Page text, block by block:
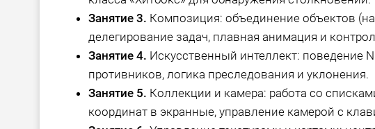
Занятие 3. Композиция: объединение объектов
делегирование задач, плавная анимация и
Занятие 4. Искусственный интеллект: поведение
противников, логика преследования и уклонения.
Занятие 5. Коллекции и камера: работа со
координат в экранные, управление камерой с